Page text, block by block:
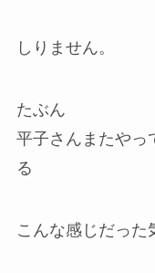
しりません。
たぶん
平子さんまたやっ
る
こんな感じだった